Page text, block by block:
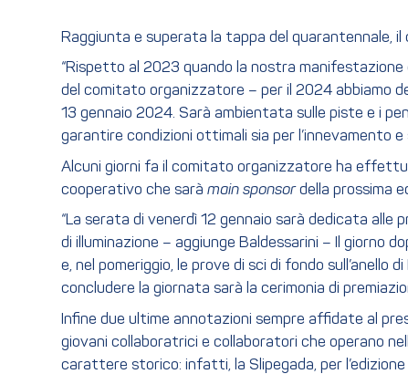
Raggiunta e superata la tappa del quarantennale,
“Rispetto al 2023 quando la nostra
del comitato organizzatore – per il 2024 abbiamo
13 gennaio 2024. Sarà ambientata sulle piste e i
garantire condizioni ottimali sia per l’innevamento
Alcuni giorni fa il comitato organizzatore ha
cooperativo che sarà main sponsordella prossima
“La serata di venerdì 12 gennaio sarà dedicata alle
di illuminazione – aggiunge Baldessarini – Il giorno
e, nel pomeriggio, le prove di sci di fondo sull’anello
concludere la giornata sarà la cerimonia di
Infine due ultime annotazioni sempre affidate al
giovani collaboratrici e collaboratori che operano
carattere storico: infatti, la Slipegada, per l’edizione